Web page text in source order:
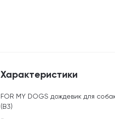
Характеристики
FOR MY DOGS дождевик для
(B3)